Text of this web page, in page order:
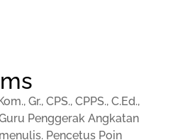
Gr., CPS., CPPS., C.Ed.,
Penggerak Angkatan
Pencetus Poin